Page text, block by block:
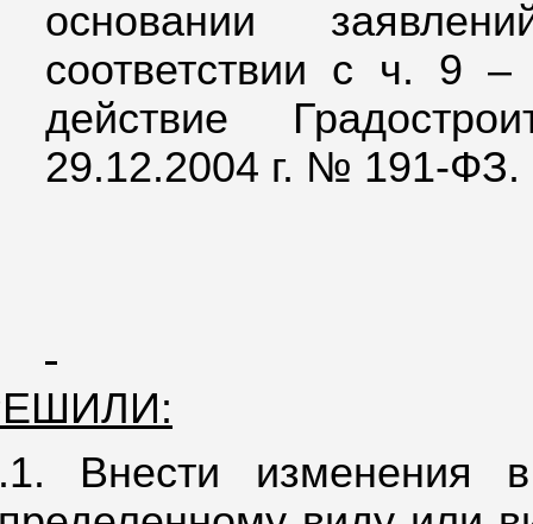
основании
соответствии с ч. 9
действие
29.12.2004 г. № 191-ФЗ.
Внести изменения